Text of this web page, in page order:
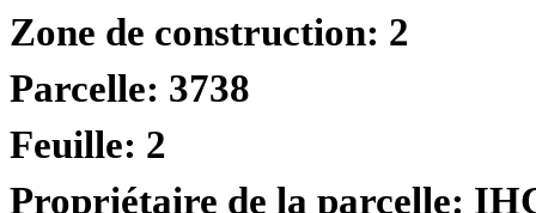
Zone de construction: 2
Parcelle: 3738
Feuille: 2
Propriétaire de la parcelle: